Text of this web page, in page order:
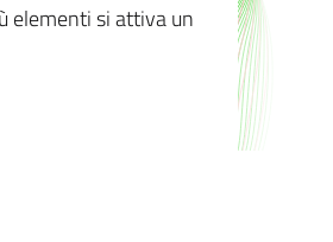
elementi si attiva un